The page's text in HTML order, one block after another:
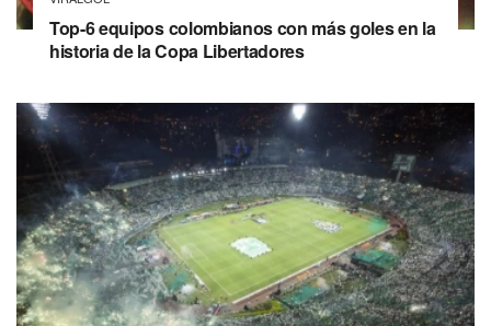
Top-6 equipos colombianos con más goles en la
historia de la Copa Libertadores